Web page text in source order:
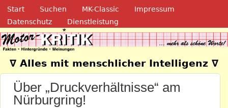
Direkt zum Inhalt
Navigation
Start Suchen MK-Classic
Impressum
Datenschutz
Dienstleistung
Motor-Kritik.de
∇ Alles mit menschlicher Intelligenz ∇
Über „Druckverhältnisse“ am
Nürburgring!